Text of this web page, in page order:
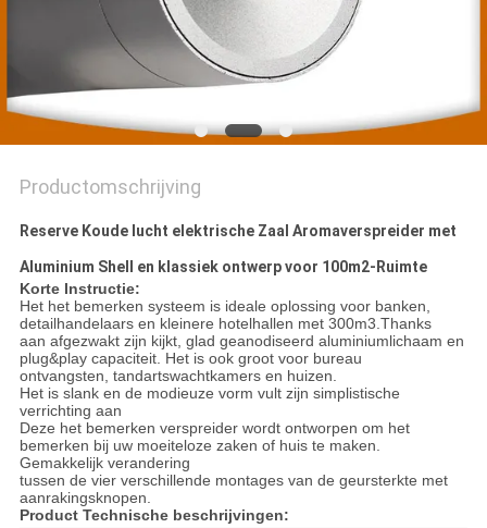
Productomschrijving
Reserve Koude lucht elektrische Zaal Aromaverspreider met
Aluminium Shell en klassiek ontwerp voor 100m2-Ruimte
Korte Instructie:
Het het bemerken systeem is ideale oplossing voor banken,
detailhandelaars en kleinere hotelhallen met 300m3.Thanks
aan afgezwakt zijn kijkt, glad geanodiseerd aluminiumlichaam en
plug&play capaciteit. Het is ook groot voor bureau
ontvangsten, tandartswachtkamers en huizen.
Het is slank en de modieuze vorm vult zijn simplistische
verrichting aan
Deze het bemerken verspreider wordt ontworpen om het
bemerken bij uw moeiteloze zaken of huis te maken.
Gemakkelijk verandering
tussen de vier verschillende montages van de geursterkte met
aanrakingsknopen.
Product Technische beschrijvingen: